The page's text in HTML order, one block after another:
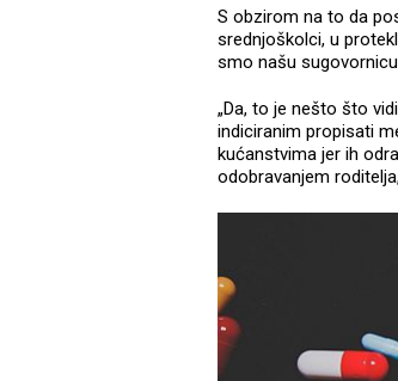
S obzirom na to da
srednjoškolci, u
smo našu
„Da, to je nešto što
indiciranim propisati
kućanstvima jer ih
odobravanjem